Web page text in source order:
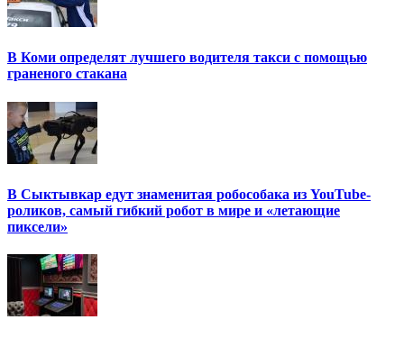
В Коми определят лучшего водителя такси с помощью
граненого стакана
В Сыктывкар едут знаменитая робособака из YouTube-
роликов, самый гибкий робот в мире и «летающие
пиксели»